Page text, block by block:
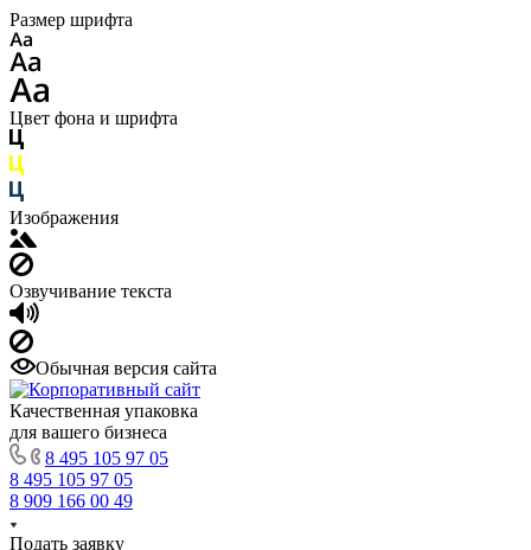
Размер шрифта
Цвет фона и шрифта
Изображения
Озвучивание текста
Обычная версия сайта
Качественная упаковка
для вашего бизнеса
8 495 105 97 05
8 495 105 97 05
8 909 166 00 49
Подать заявку